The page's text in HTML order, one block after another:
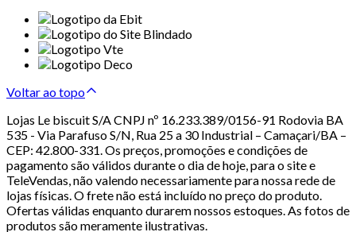
Voltar ao topo
Lojas Le biscuit S/A CNPJ nº 16.233.389/0156-91 Rodovia BA
535 - Via Parafuso S/N, Rua 25 a 30 Industrial – Camaçari/BA –
CEP: 42.800-331. Os preços, promoções e condições de
pagamento são válidos durante o dia de hoje, para o site e
TeleVendas, não valendo necessariamente para nossa rede de
lojas físicas. O frete não está incluído no preço do produto.
Ofertas válidas enquanto durarem nossos estoques. As fotos de
produtos são meramente ilustrativas.